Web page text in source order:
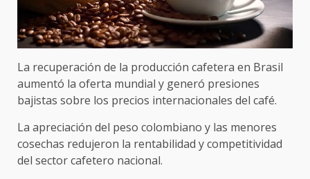
La recuperación de la producción cafetera en Brasil
aumentó la oferta mundial y generó presiones
bajistas sobre los precios internacionales del café.
La apreciación del peso colombiano y las menores
cosechas redujeron la rentabilidad y competitividad
del sector cafetero nacional.